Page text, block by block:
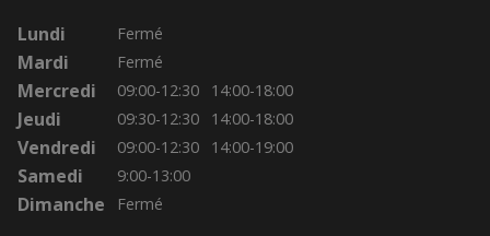
Lundi Fermé
Mardi Fermé
Mercredi 09:00-12:30 14:00-18:00
Jeudi 09:30-12:30 14:00-18:00
Vendredi 09:00-12:30 14:00-19:00
Samedi 9:00-13:00
Dimanche Fermé